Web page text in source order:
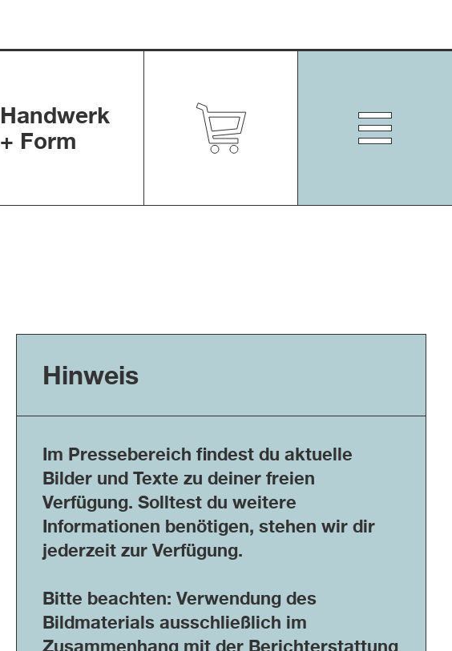
Handwerk
+ Form
Zum
Shop
Hinweis
Im Pressebereich findest du aktuelle
Bilder und Texte zu deiner freien
Verfügung. Solltest du weitere
Informationen benötigen, stehen wir dir
jederzeit zur Verfügung.
Bitte beachten: Verwendung des
Bildmaterials ausschließlich im
Zusammenhang mit der Berichterstattung